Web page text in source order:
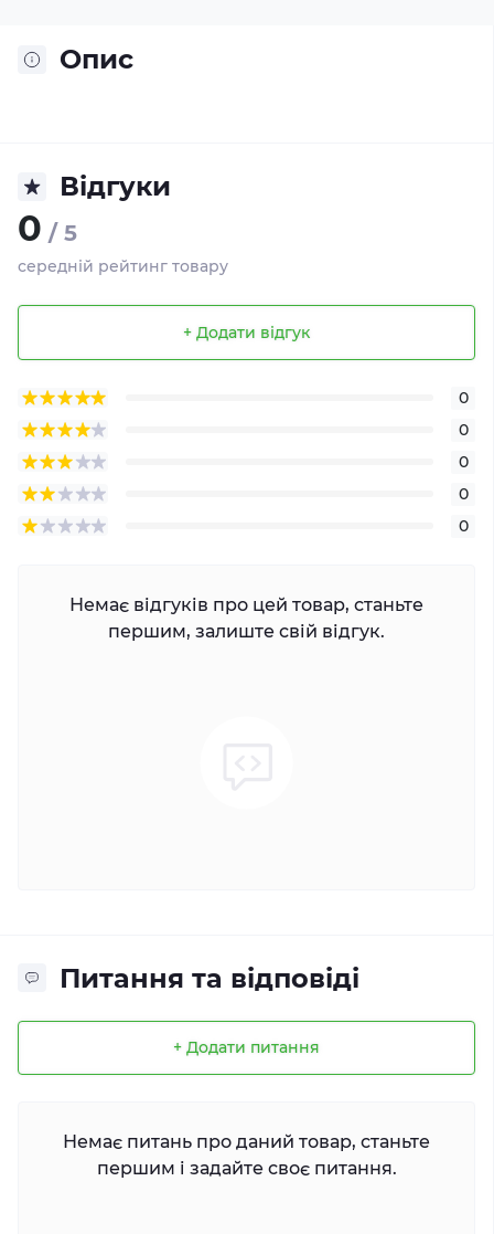
Опис
Відгуки
0 / 5
середній рейтинг товару
+ Додати відгук
0
0
0
0
0
Немає відгуків про цей товар, станьте
першим, залиште свій відгук.
Питання та відповіді
+ Додати питання
Немає питань про даний товар, станьте
першим і задайте своє питання.